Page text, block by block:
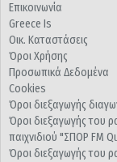
Επικοινωνία
Greece Is
Οικ. Καταστάσεις
Όροι Χρήσης
Προσωπικά Δεδομένα
Cookies
Όροι διεξαγωγής
Όροι διεξαγωγής του
παιχνιδιού "ΣΠΟΡ FM
Όροι διεξαγωγής του